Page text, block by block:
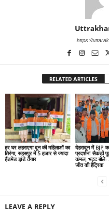
https://
RELATED ARTICLES
हर घर लहराएगा दून की महिलाओं का
तिरंगा, सहसपुर में 5 हजार से ज्यादा
हैंडमेड झंडे तैयार
देहरादून में BJP
प्रदर्शन! सैकड़ों
कमल, भट्ट बोले-
जीत की हैट्रिक
LEAVE A REPLY